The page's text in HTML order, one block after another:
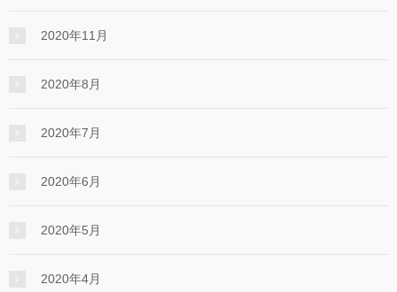
2020年11月
2020年8月
2020年7月
2020年6月
2020年5月
2020年4月